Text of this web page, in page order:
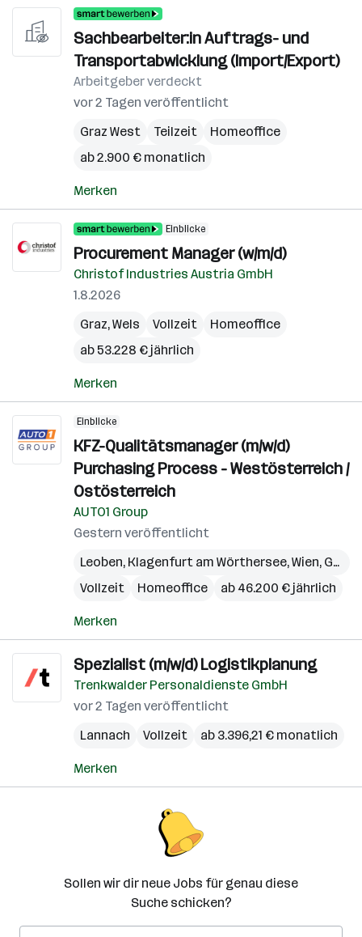
Sachbearbeiter:in Auftrags- und
Transportabwicklung (Import/Export)
Arbeitgeber verdeckt
vor 2 Tagen veröffentlicht
Graz West
Teilzeit
Homeoffice
ab 2.900 € monatlich
Merken
Einblicke
Procurement Manager (w/m/d)
Christof Industries Austria GmbH
1.8.2026
Graz,Wels Vollzeit
Homeoffice
ab 53.228 € jährlich
Merken
Einblicke
KFZ-Qualitätsmanager (m/w/d)
Purchasing Process - Westösterreich /
Ostösterreich
AUTO1 Group
Gestern veröffentlicht
Leoben, Klagenfurt am Wörthersee,Wien, Graz
Vollzeit
Homeoffice ab 46.200 € jährlich
Merken
Spezialist (m/w/d) Logistikplanung
Trenkwalder Personaldienste GmbH
vor 2 Tagen veröffentlicht
Lannach
Vollzeit ab 3.396,21 € monatlich
Merken
Sollen wir dir neue Jobs für genau diese
Suche schicken?